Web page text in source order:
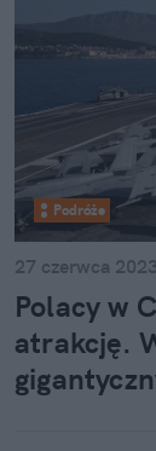
Podróże
27 czerwca
Polacy w
atrakcję.